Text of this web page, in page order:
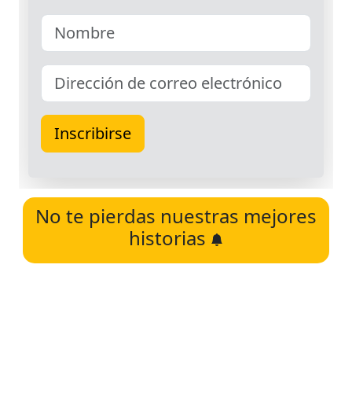
No te pierdas nuestras mejores
historias